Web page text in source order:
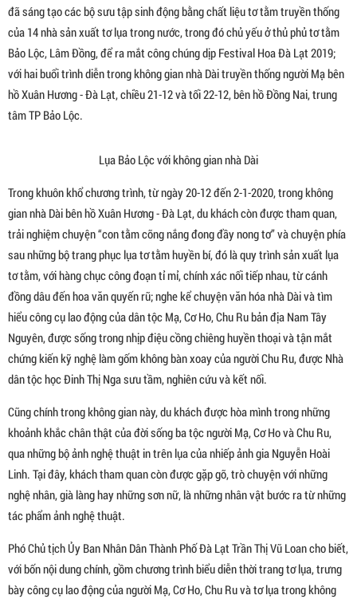
đã sáng tạo các bộ sưu tập sinh động bằng chất liệu tơ tằm truyền thống
của 14 nhà sản xuất tơ lụa trong nước, trong đó chủ yếu ở thủ phủ tơ tằm
Bảo Lộc, Lâm Đồng, để ra mắt công chúng dịp Festival Hoa Đà Lạt 2019;
với hai buổi trình diễn trong không gian nhà Dài truyền thống người Mạ bên
hồ Xuân Hương - Đà Lạt, chiều 21-12 và tối 22-12, bên hồ Đồng Nai, trung
tâm TP Bảo Lộc.
Lụa Bảo Lộc với không gian nhà Dài
Trong khuôn khổ chương trình, từ ngày 20-12 đến 2-1-2020, trong không
gian nhà Dài bên hồ Xuân Hương - Đà Lạt, du khách còn được tham quan,
trải nghiệm chuyện “con tằm cõng nắng đong đầy nong tơ” và chuyện phía
sau những bộ trang phục lụa tơ tằm huyền bí, đó là quy trình sản xuất lụa
tơ tằm, với hàng chục công đoạn tỉ mỉ, chính xác nối tiếp nhau, từ cánh
đồng dâu đến hoa văn quyến rũ; nghe kể chuyện văn hóa nhà Dài và tìm
hiểu công cụ lao động của dân tộc Mạ, Cơ Ho, Chu Ru bản địa Nam Tây
Nguyên, được sống trong nhịp điệu cồng chiêng huyền thoại và tận mắt
chứng kiến kỹ nghệ làm gốm không bàn xoay của người Chu Ru, được Nhà
dân tộc học Đinh Thị Nga sưu tầm, nghiên cứu và kết nối.
Cũng chính trong không gian này, du khách được hòa mình trong những
khoảnh khắc chân thật của đời sống ba tộc người Mạ, Cơ Ho và Chu Ru,
qua những bộ ảnh nghệ thuật in trên lụa của nhiếp ảnh gia Nguyễn Hoài
Linh. Tại đây, khách tham quan còn được gặp gỡ, trò chuyện với những
nghệ nhân, già làng hay những sơn nữ, là những nhân vật bước ra từ những
tác phẩm ảnh nghệ thuật.
Phó Chủ tịch Ủy Ban Nhân Dân Thành Phố Đà Lạt Trần Thị Vũ Loan cho biết,
với bốn nội dung chính, gồm chương trình biểu diễn thời trang tơ lụa, trưng
bày công cụ lao động của người Mạ, Cơ Ho, Chu Ru và tơ lụa trong không